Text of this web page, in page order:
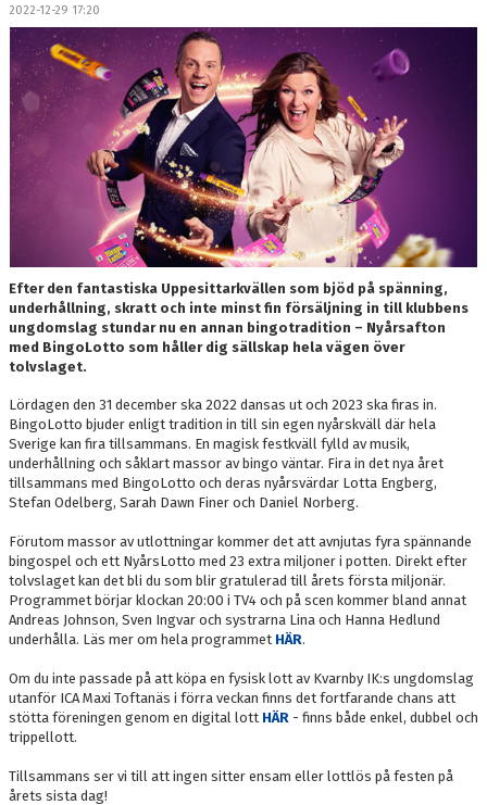
MEDLEMSKAP
LEDARE
KONTAKT
2022-12-29 17:20
Efter den fantastiska Uppesittarkvällen som bjöd på spänning,
underhållning, skratt och inte minst fin försäljning in till klubbens
ungdomslag stundar nu en annan bingotradition – Nyårsafton
med BingoLotto som håller dig sällskap hela vägen över
tolvslaget.
Lördagen den 31 december ska 2022 dansas ut och 2023 ska firas in.
BingoLotto bjuder enligt tradition in till sin egen nyårskväll där hela
Sverige kan fira tillsammans. En magisk festkväll fylld av musik,
underhållning och såklart massor av bingo väntar. Fira in det nya året
tillsammans med BingoLotto och deras nyårsvärdar Lotta Engberg,
Stefan Odelberg, Sarah Dawn Finer och Daniel Norberg.
Förutom massor av utlottningar kommer det att avnjutas fyra spännande
bingospel och ett NyårsLotto med 23 extra miljoner i potten. Direkt efter
tolvslaget kan det bli du som blir gratulerad till årets första miljonär.
Programmet börjar klockan 20:00 i TV4 och på scen kommer bland annat
Andreas Johnson, Sven Ingvar och systrarna Lina och Hanna Hedlund
underhålla. Läs mer om hela programmet HÄR.
Om du inte passade på att köpa en fysisk lott av Kvarnby IK:s ungdomslag
utanför ICA Maxi Toftanäs i förra veckan finns det fortfarande chans att
stötta föreningen genom en digital lott HÄR - finns både enkel, dubbel och
trippellott.
Tillsammans ser vi till att ingen sitter ensam eller lottlös på festen på
årets sista dag!